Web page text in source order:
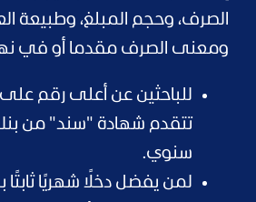
الصرف، وحجم المبلغ، وطبيعة
ومعنى الصرف مقدما أو في
للباحثين عن أعلى رقم
سنوي.
لمن يفضل دخلًا شهريًا